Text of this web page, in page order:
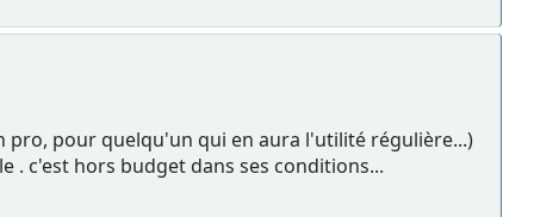
pro, pour quelqu'un qui en aura l'utilité régulière...)
. c'est hors budget dans ses conditions...